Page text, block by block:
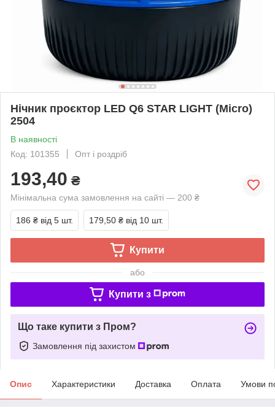
Нічник проєктор LED Q6 STAR LIGHT (Micro)
2504
В наявності
Код: 101355
Опт і роздріб
193,40 ₴
Мінімальна сума замовлення на сайті — 200 ₴
186 ₴ від 5 шт. 179,50 ₴ від 10 шт.
Купити
або
Купити з
Що таке купити з Пром?
Замовлення під захистом
Опис Характеристики Доставка Оплата Умови